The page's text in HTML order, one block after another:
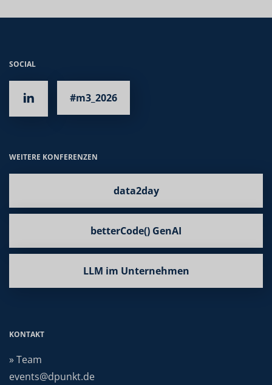
SOCIAL
#m3_2026
WEITERE KONFERENZEN
data2day
betterCode() GenAI
LLM im Unternehmen
KONTAKT
» Team
events@dpunkt.de